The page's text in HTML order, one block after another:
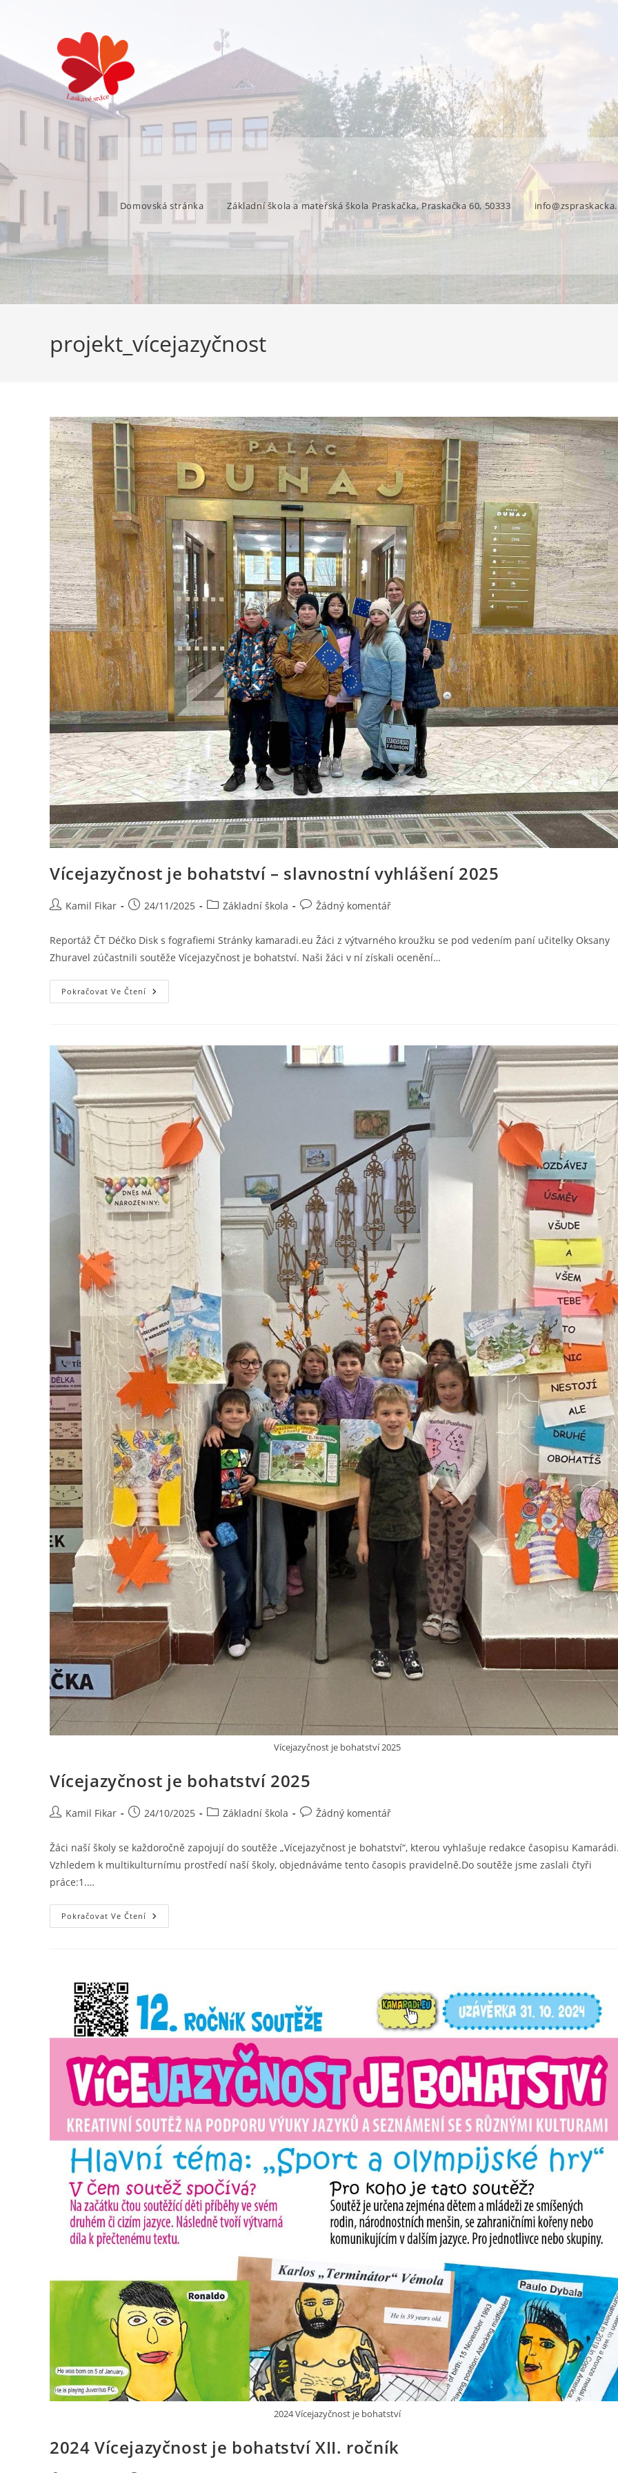
Domovská stránka Základní škola a mateřská škola Praskačka, Praskačka 60, 50333
projekt_vícejazyčnost
Vícejazyčnost je bohatství – slavnostní vyhlášení 2025
Kamil Fikar 24/11/2025 Základní škola Žádný komentář
Reportáž ČT Déčko Disk s fografiemi Stránky kamaradi.eu Žáci z výtvarného kroužku se pod vedením paní učitelky Oksany
Zhuravel zúčastnili soutěže Vícejazyčnost je bohatství. Naši žáci v ní získali ocenění…
Pokračovat Ve Čtení
Vícejazyčnost je bohatství 2025
Vícejazyčnost je bohatství 2025
Kamil Fikar 24/10/2025 Základní škola Žádný komentář
Žáci naší školy se každoročně zapojují do soutěže „Vícejazyčnost je bohatství“, kterou vyhlašuje redakce časopisu
Vzhledem k multikulturnímu prostředí naší školy, objednáváme tento časopis pravidelně.Do soutěže jsme zaslali čtyři
práce:1.…
Pokračovat Ve Čtení
2024 Vícejazyčnost je bohatství
2024 Vícejazyčnost je bohatství XII. ročník